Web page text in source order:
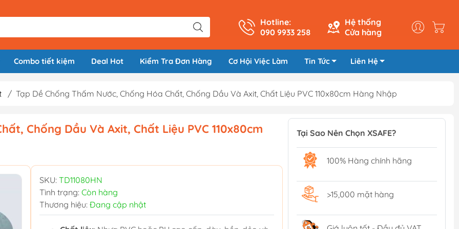
Hotline:
090 9933 258
Hệ thống
Cửa hàng
Combo tiết kiệm Deal Hot Kiểm Tra Đơn Hàng Cơ Hội Việc Làm Tin Tức Liên Hệ
/ Tạp Dề Chống Thấm Nước, Chống Hóa Chất, Chống Dầu Và Axit, Chất Liệu PVC 110x80cm Hàng Nhập
Chống Dầu Và Axit, Chất Liệu PVC 110x80cm
SKU: TD11080HN
Tình trạng: Còn hàng
Thương hiệu: Đang cập nhật
Tại Sao Nên Chọn XSAFE?
100% Hàng chính hãng
>15,000 mặt hàng